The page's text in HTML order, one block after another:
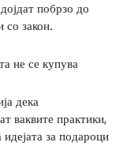
побрзо до
со закон.
не се купува
дека
ваквите практики,
за подароци